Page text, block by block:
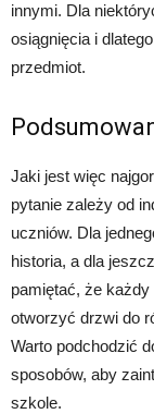
innymi. Dla
osiągnięcia i
przedmiot.
Jaki jest więc
pytanie zależy od
uczniów. Dla
historia, a dla
pamiętać, że
otworzyć drzwi do
Warto podchodzić
sposobów, aby
szkole.